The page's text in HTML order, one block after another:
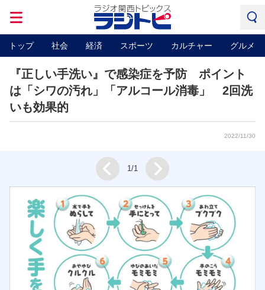
トップ 社会 経済 スポーツ カルチャー グルメ
『正しい手洗い』で感染症を予防 ポイント
は「シワの汚れ」「アルコール消毒」 2回洗
いも効果的
2022/11/30
Prev 1/1